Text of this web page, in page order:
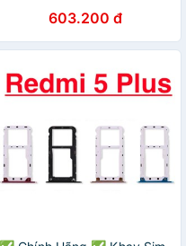
603.200 đ